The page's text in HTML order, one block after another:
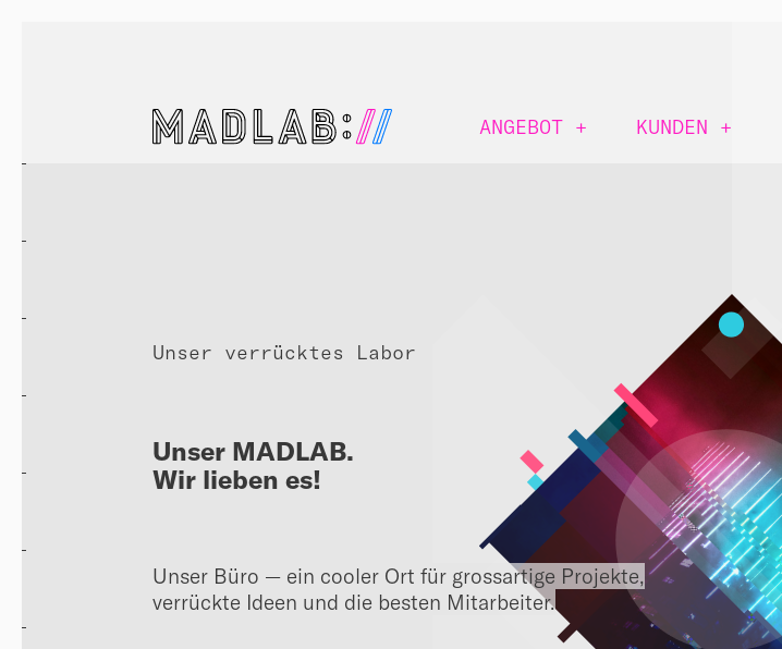
ANGEBOT + KUNDEN +
Unser verrücktes Labor
Unser MADLAB.
Wir lieben es!
Unser Büro — ein cooler Ort für grossartige Projekte,
verrückte Ideen und die besten Mitarbeiter.